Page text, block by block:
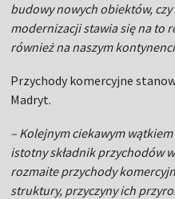
budowy nowych obiektów,
modernizacji stawia się na to
również na naszym
Przychody komercyjne
Madryt.
– Kolejnym ciekawym
istotny składnik przychodów
rozmaite przychody
struktury, przyczyny ich